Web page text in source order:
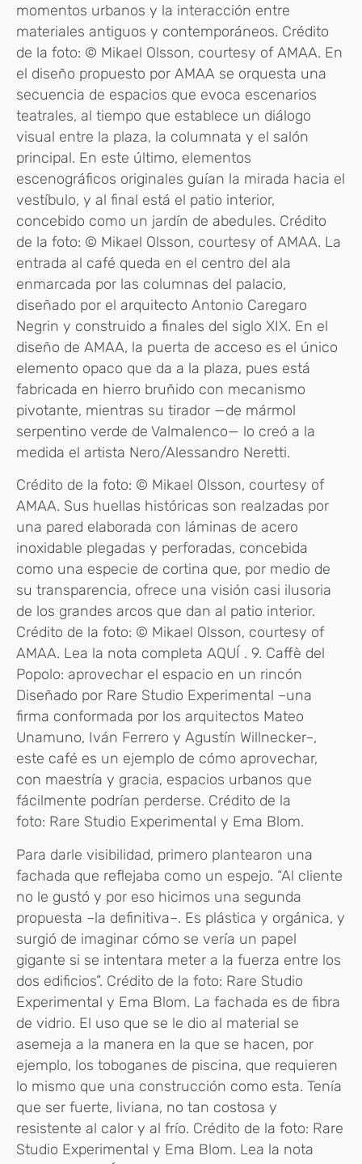
momentos urbanos y la interacción entre
materiales antiguos y contemporáneos. Crédito
de la foto: © Mikael Olsson, courtesy of AMAA. En
el diseño propuesto por AMAA se orquesta una
secuencia de espacios que evoca escenarios
teatrales, al tiempo que establece un diálogo
visual entre la plaza, la columnata y el salón
principal. En este último, elementos
escenográficos originales guían la mirada hacia el
vestíbulo, y al final está el patio interior,
concebido como un jardín de abedules. Crédito
de la foto: © Mikael Olsson, courtesy of AMAA. La
entrada al café queda en el centro del ala
enmarcada por las columnas del palacio,
diseñado por el arquitecto Antonio Caregaro
Negrin y construido a finales del siglo XIX. En el
diseño de AMAA, la puerta de acceso es el único
elemento opaco que da a la plaza, pues está
fabricada en hierro bruñido con mecanismo
pivotante, mientras su tirador —de mármol
serpentino verde de Valmalenco— lo creó a la
medida el artista Nero/Alessandro Neretti.
Crédito de la foto: © Mikael Olsson, courtesy of
AMAA. Sus huellas históricas son realzadas por
una pared elaborada con láminas de acero
inoxidable plegadas y perforadas, concebida
como una especie de cortina que, por medio de
su transparencia, ofrece una visión casi ilusoria
de los grandes arcos que dan al patio interior.
Crédito de la foto: © Mikael Olsson, courtesy of
AMAA. Lea la nota completa AQUÍ . 9. Caffè del
Popolo: aprovechar el espacio en un rincón
Diseñado por Rare Studio Experimental –una
firma conformada por los arquitectos Mateo
Unamuno, Iván Ferrero y Agustín Willnecker–,
este café es un ejemplo de cómo aprovechar,
con maestría y gracia, espacios urbanos que
fácilmente podrían perderse. Crédito de la
foto: Rare Studio Experimental y Ema Blom.
Para darle visibilidad, primero plantearon una
fachada que reflejaba como un espejo. “Al cliente
no le gustó y por eso hicimos una segunda
propuesta –la definitiva–. Es plástica y orgánica, y
surgió de imaginar cómo se vería un papel
gigante si se intentara meter a la fuerza entre los
dos edificios”. Crédito de la foto: Rare Studio
Experimental y Ema Blom. La fachada es de fibra
de vidrio. El uso que se le dio al material se
asemeja a la manera en la que se hacen, por
ejemplo, los toboganes de piscina, que requieren
lo mismo que una construcción como esta. Tenía
que ser fuerte, liviana, no tan costosa y
resistente al calor y al frío. Crédito de la foto: Rare
Studio Experimental y Ema Blom. Lea la nota